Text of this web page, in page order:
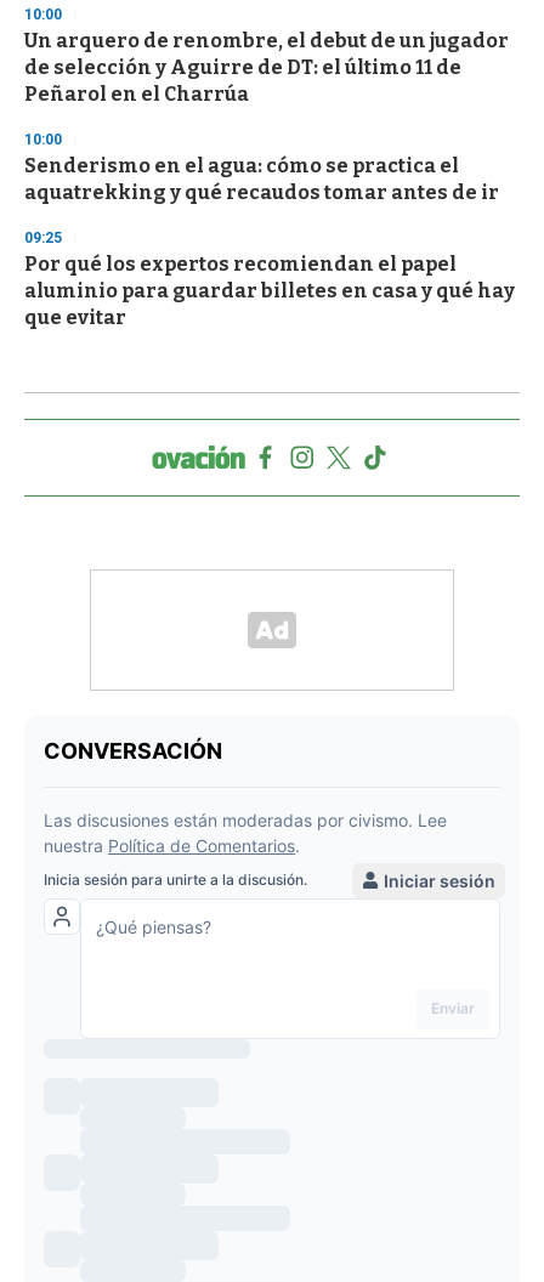
10:00
Un arquero de renombre, el debut de un jugador
de selección y Aguirre de DT: el último 11 de
Peñarol en el Charrúa
10:00
Senderismo en el agua: cómo se practica el
aquatrekking y qué recaudos tomar antes de ir
09:25
Por qué los expertos recomiendan el papel
aluminio para guardar billetes en casa y qué hay
que evitar